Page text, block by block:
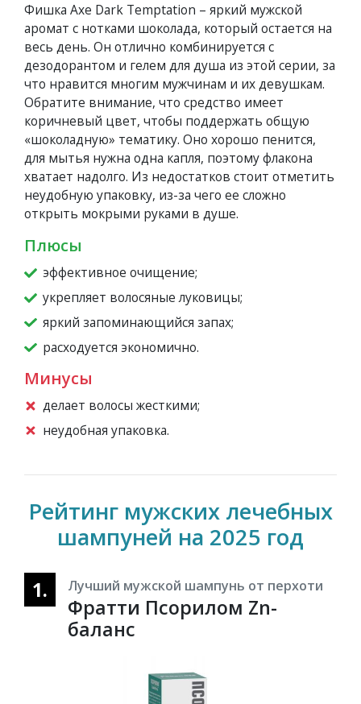
Фишка Axe Dark Temptation – яркий мужской
аромат с нотками шоколада, который остается на
весь день. Он отлично комбинируется с
дезодорантом и гелем для душа из этой серии, за
что нравится многим мужчинам и их девушкам.
Обратите внимание, что средство имеет
коричневый цвет, чтобы поддержать общую
«шоколадную» тематику. Оно хорошо пенится,
для мытья нужна одна капля, поэтому флакона
хватает надолго. Из недостатков стоит отметить
неудобную упаковку, из-за чего ее сложно
открыть мокрыми руками в душе.
Плюсы
эффективное очищение;
укрепляет волосяные луковицы;
яркий запоминающийся запах;
расходуется экономично.
Минусы
делает волосы жесткими;
неудобная упаковка.
Рейтинг мужских лечебных
шампуней на 2025 год
1. Лучший мужской шампунь от перхоти
Фратти Псорилом Zn-
баланс